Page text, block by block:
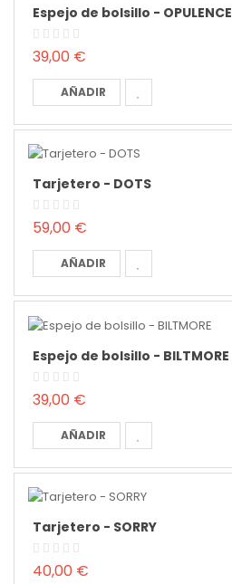
Espejo de bolsillo - OPULENCE
39,00 €
AÑADIR
Tarjetero - DOTS
59,00 €
AÑADIR
Espejo de bolsillo - BILTMORE
39,00 €
AÑADIR
Tarjetero - SORRY
40,00 €